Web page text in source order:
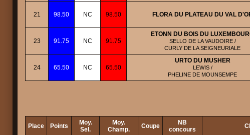
21 98.50 NC 98.50 FLORA DU PLATEAU DU VAL
23 91.75 NC 91.75
ETONN DU BOIS DU
SELLO DE LA VAUDOIRE /
CURLY DE LA SEIGNEURIALE
24 65.50 NC 65.50
URTO DU MUSHER
LEWIS /
PHELINE DE MOUNSEMPE
Place Points
Moy.
Sel.
Moy.
Champ.
Coupe
NB
concours